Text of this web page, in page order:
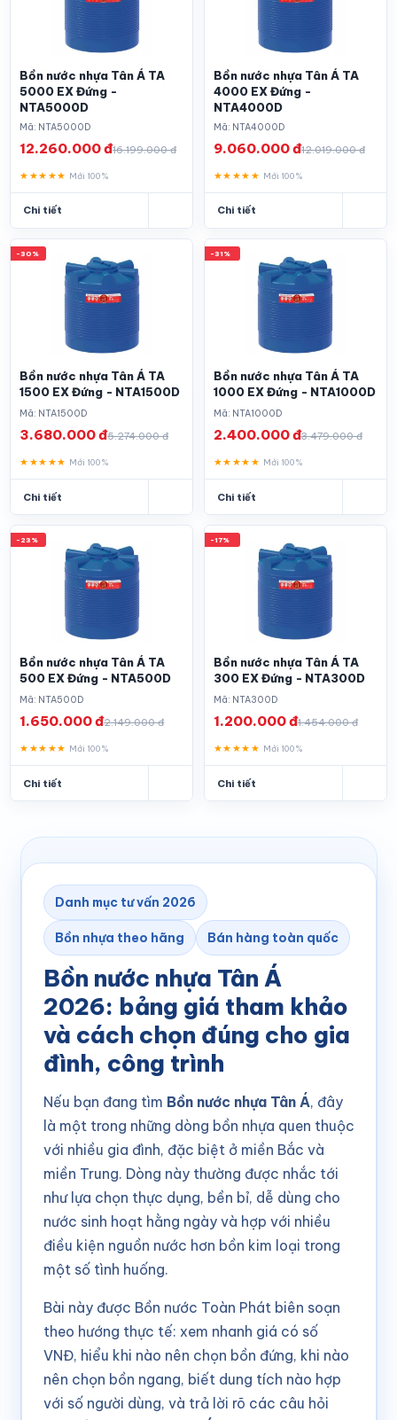
Bồn nước nhựa Tân Á TA
5000 EX Đứng -
NTA5000D
Mã: NTA5000D
16.199.000 đ
12.260.000 đ
★★★★★ Mới 100%
Chi tiết
Bồn nước nhựa Tân Á TA
4000 EX Đứng -
NTA4000D
Mã: NTA4000D
12.019.000 đ
9.060.000 đ
★★★★★ Mới 100%
Chi tiết
-30%
Bồn nước nhựa Tân Á TA
1500 EX Đứng - NTA1500D
Mã: NTA1500D
5.274.000 đ
3.680.000 đ
★★★★★ Mới 100%
Chi tiết
-31%
Bồn nước nhựa Tân Á TA
1000 EX Đứng - NTA1000D
Mã: NTA1000D
3.479.000 đ
2.400.000 đ
★★★★★ Mới 100%
Chi tiết
-23%
Bồn nước nhựa Tân Á TA
500 EX Đứng - NTA500D
Mã: NTA500D
2.149.000 đ
1.650.000 đ
★★★★★ Mới 100%
Chi tiết
-17%
Bồn nước nhựa Tân Á TA
300 EX Đứng - NTA300D
Mã: NTA300D
1.454.000 đ
1.200.000 đ
★★★★★ Mới 100%
Chi tiết
Danh mục tư vấn 2026
Bồn nhựa theo hãng Bán hàng toàn quốc
Bồn nước nhựa Tân Á
2026: bảng giá tham khảo
và cách chọn đúng cho gia
đình, công trình
Nếu bạn đang tìm Bồn nước nhựa Tân Á, đây
là một trong những dòng bồn nhựa quen thuộc
với nhiều gia đình, đặc biệt ở miền Bắc và
miền Trung. Dòng này thường được nhắc tới
như lựa chọn thực dụng, bền bỉ, dễ dùng cho
nước sinh hoạt hằng ngày và hợp với nhiều
điều kiện nguồn nước hơn bồn kim loại trong
một số tình huống.
Bài này được Bồn nước Toàn Phát biên soạn
theo hướng thực tế: xem nhanh giá có số
VNĐ, hiểu khi nào nên chọn bồn đứng, khi nào
nên chọn bồn ngang, biết dung tích nào hợp
với số người dùng, và trả lời rõ các câu hỏi